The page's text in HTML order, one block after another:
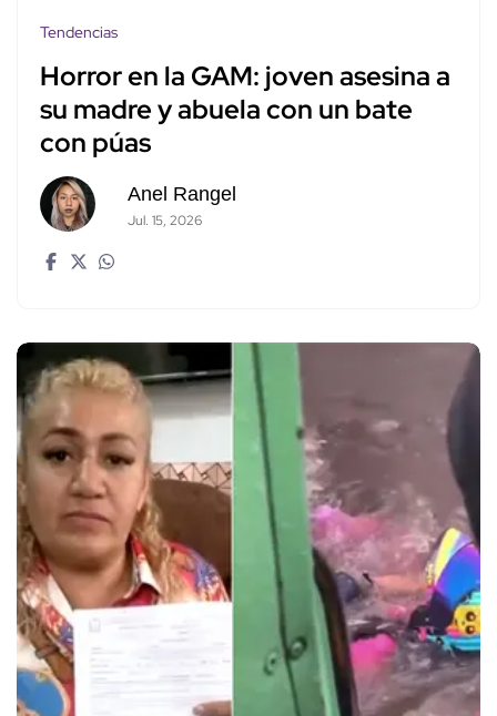
Tendencias
Horror en la GAM: joven asesina a
su madre y abuela con un bate
con púas
Anel Rangel
Jul. 15, 2026